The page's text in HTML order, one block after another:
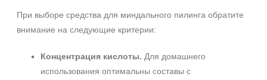
При выборе средства для миндального пилинга обратите
внимание на следующие критерии:
Концентрация кислоты. Для домашнего
использования оптимальны составы с